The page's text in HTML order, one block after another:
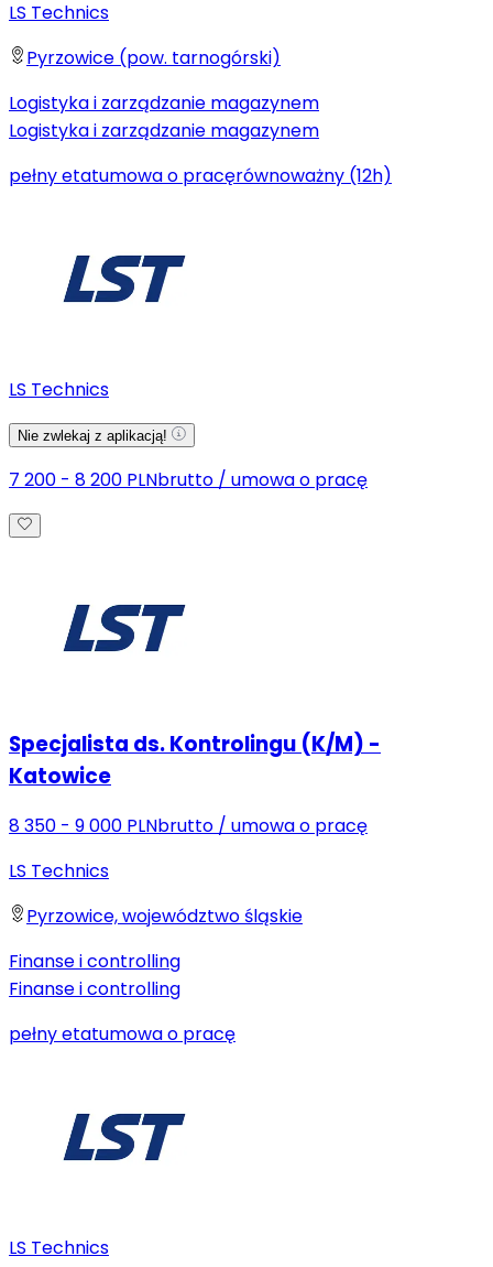
LS Technics
Pyrzowice (pow. tarnogórski)
Logistyka i zarządzanie magazynem
Logistyka i zarządzanie magazynem
pełny etatumowa o pracęrównoważny (12h)
LS Technics
Nie zwlekaj z aplikacją!
7 200 - 8 200 PLNbrutto / umowa o pracę
Specjalista ds. Kontrolingu (K/M) -
Katowice
8 350 - 9 000 PLNbrutto / umowa o pracę
LS Technics
Pyrzowice, województwo śląskie
Finanse i controlling
Finanse i controlling
pełny etatumowa o pracę
LS Technics